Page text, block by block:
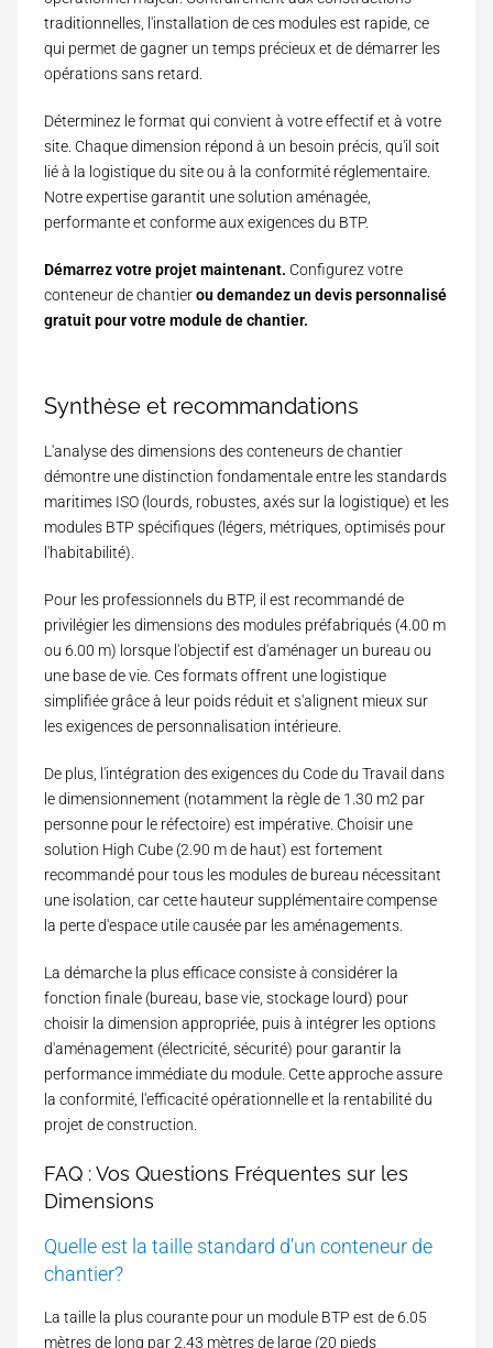
traditionnelles, l'installation de ces modules est rapide , ce
qui permet de gagner un temps précieux et de démarrer les
opérations sans retard.
Déterminez le format qui convient à votre effectif et à votre
site. Chaque dimension répond à un besoin précis, qu'il soit
lié à la logistique du site ou à la conformité réglementaire.
Notre expertise garantit une solution aménagée,
performante et conforme aux exigences du BTP.
Démarrez votre projet maintenant. Configurez votre
conteneur de chantierou demandez un devis personnalisé
gratuit pour votre module de chantier.
Synthèse et recommandations
L'analyse des dimensions des conteneurs de chantier
démontre une distinction fondamentale entre les standards
maritimes ISO (lourds, robustes, axés sur la logistique) et les
modules BTP spécifiques (légers, métriques, optimisés pour
l'habitabilité).
Pour les professionnels du BTP, il est recommandé de
privilégier les dimensions des modules préfabriqués (4.00 m
ou 6.00 m) lorsque l'objectif est d'aménager un bureau ou
une base de vie. Ces formats offrent une logistique
simplifiée grâce à leur poids réduit et s'alignent mieux sur
les exigences de personnalisation intérieure.
De plus, l'intégration des exigences du Code du Travail dans
le dimensionnement (notamment la règle de 1.30 m2 par
personne pour le réfectoire) est impérative. Choisir une
solution High Cube (2.90 m de haut) est fortement
recommandé pour tous les modules de bureau nécessitant
une isolation, car cette hauteur supplémentaire compense
la perte d'espace utile causée par les aménagements.
La démarche la plus efficace consiste à considérer la
fonction finale (bureau, base vie, stockage lourd) pour
choisir la dimension appropriée, puis à intégrer les options
d'aménagement (électricité, sécurité) pour garantir la
performance immédiate du module. Cette approche assure
la conformité, l'efficacité opérationnelle et la rentabilité du
projet de construction.
FAQ : Vos Questions Fréquentes sur les
Dimensions
Quelle est la taille standard d'un conteneur de
chantier?
La taille la plus courante pour un module BTP est de 6.05
mètres de long par 2.43 mètres de large (20 pieds